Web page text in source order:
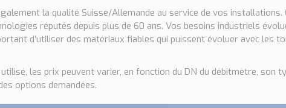
la qualité Suisse/Allemande au service de vos installations.
réputés depuis plus de 60 ans. Vos besoins industriels
d’utiliser des matériaux fiables qui puissent évoluer avec les
les prix peuvent varier, en fonction du DN du débitmètre, son
options demandées.